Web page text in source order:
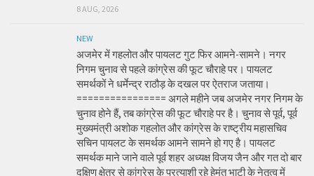
8 AUG, 2026
NEW
अजमेर में गहलोत और पायलट गुट फिर आमने-सामने। नगर
निगम चुनाव से पहले कांग्रेस की फूट चौराहे पर। पायलट
समर्थकों ने धर्मेन्द्र राठौड़ के दखल पर ऐतराज जताया।
================ अगले महीने जब अजमेर नगर निगम के
चुनाव होने हैं, तब कांग्रेस की फूट चौराहे पर है। चुनाव से पूर्व, पूर्व
मुख्यमंत्री अशोक गहलोत और कांग्रेस के राष्ट्रीय महासचिव
सचिन पायलट के समर्थक आमने सामने हो गए है। पायलट
समर्थक माने जाने वाले पूर्व शहर अध्यक्ष विजय जैन और गत दो बार
दक्षिण क्षेत्र से कांग्रेस के प्रत्याशी रहे हेमंत भाटी के नेतृत्व में